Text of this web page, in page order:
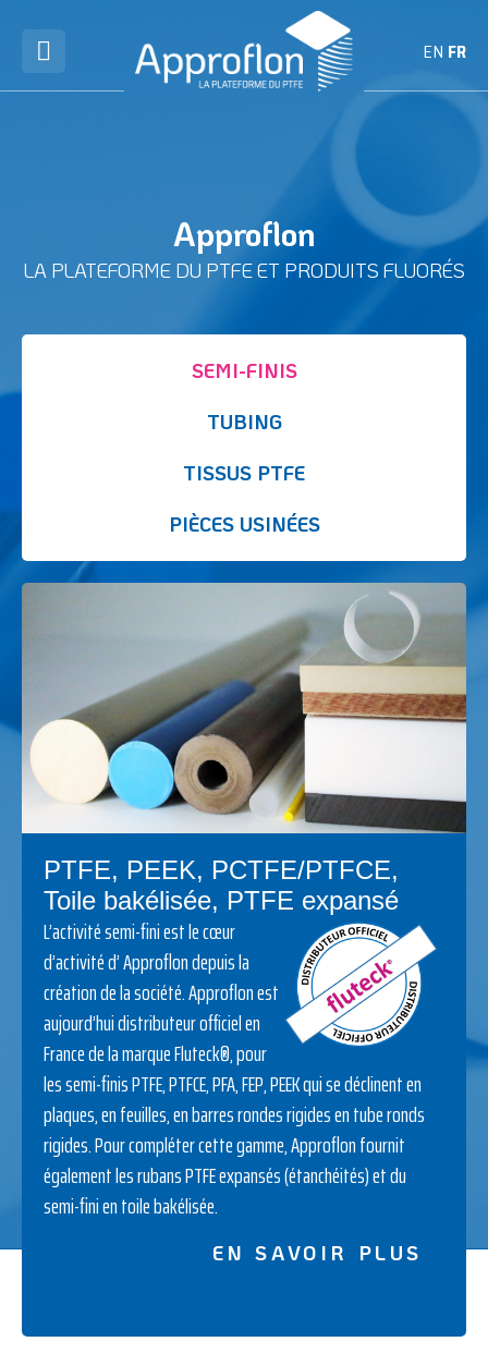
EN FR
Approflon
LA PLATEFORME DU PTFE ET PRODUITS FLUORÉS
SEMI-FINIS
TUBING
TISSUS PTFE
PIÈCES USINÉES
PTFE, PEEK, PCTFE/PTFCE,
Toile bakélisée, PTFE expansé
L’activité semi-fini est le cœur
d’activité d’Approflondepuis la
création de la société.Approflonest
aujourd’hui distributeur officiel en
France de la marque Fluteck®, pour
les semi-finis PTFE, PTFCE, PFA, FEP, PEEK qui se déclinent en
plaques, en feuilles, en barres rondes rigides en tube ronds
rigides. Pour compléter cette gamme,Approflonfournit
également les rubans PTFE expansés (étanchéités) et du
semi-fini en toile bakélisée.
EN SAVOIR PLUS